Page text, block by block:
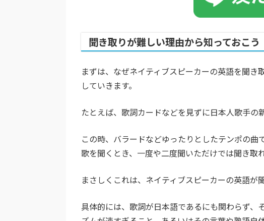
聞き取りが難しい理由から知っておこう
まずは、なぜネイティブスピーカーの英語を聞
していきます。
たとえば、歌詞カードなどを見ずに日本人歌手の
この時、バラードなどゆったりとしたテンポの
歌を聞くとき、一度や二度聞いただけでは聞き取
まさしくこれは、ネイティブスピーカーの英語が
具体的には、歌詞が日本語であるにも関わらず、